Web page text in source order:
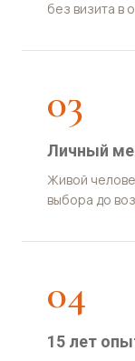
без визита в
03
Личный
Живой
выбора до
04
15 лет